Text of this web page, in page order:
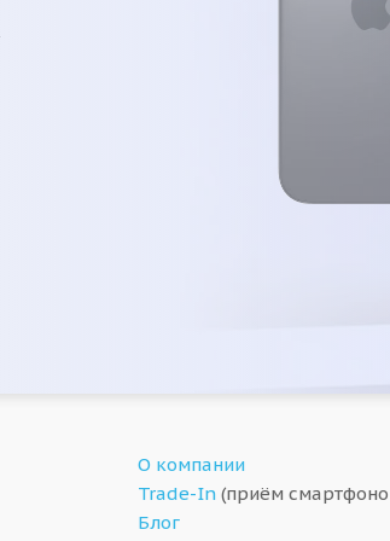
О компании
Trade-In (приём
Блог